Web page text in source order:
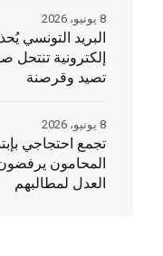
البريد التونسي
إلكترونية تنتحل
تصيد وقرصنة
8 يونيو، 2026
تجمع احتجاجي
المحامون
العدل لمطالبهم
8 يونيو، 2026